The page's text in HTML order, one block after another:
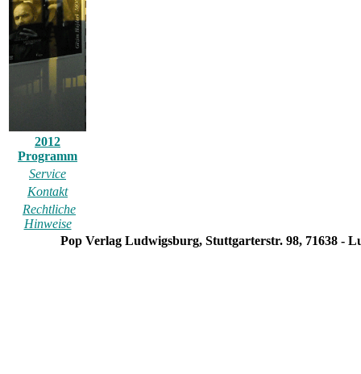
2012
Programm
Service
Kontakt
Rechtliche
Hinweise
Pop Verlag Ludwigsburg, Stuttgarterstr. 98, 71638 -